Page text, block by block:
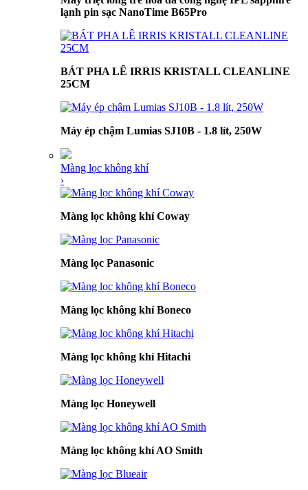
lạnh pin sạc NanoTime B65Pro
BÁT PHA LÊ IRRIS KRISTALL CLEANLINE
25CM
Máy ép chậm Lumias SJ10B - 1.8 lít, 250W
Màng lọc không khí
›
Màng lọc không khí Coway
Màng lọc Panasonic
Màng lọc không khí Boneco
Màng lọc không khí Hitachi
Màng lọc Honeywell
Màng lọc không khí AO Smith